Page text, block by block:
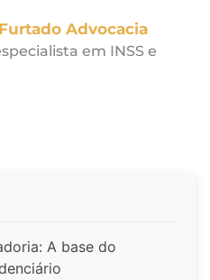
Advocacia
em INSS e
A base do